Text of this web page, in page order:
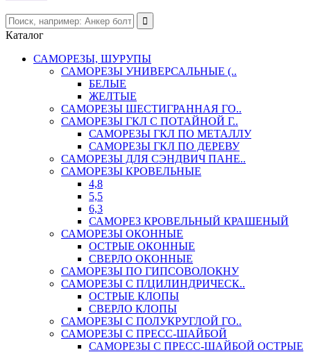
Каталог
САМОРЕЗЫ, ШУРУПЫ
САМОРЕЗЫ УНИВЕРСАЛЬНЫЕ (..
БЕЛЫЕ
ЖЕЛТЫЕ
САМОРЕЗЫ ШЕСТИГРАННАЯ ГО..
САМОРЕЗЫ ГКЛ С ПОТАЙНОЙ Г..
САМОРЕЗЫ ГКЛ ПО МЕТАЛЛУ
САМОРЕЗЫ ГКЛ ПО ДЕРЕВУ
САМОРЕЗЫ ДЛЯ СЭНДВИЧ ПАНЕ..
САМОРЕЗЫ КРОВЕЛЬНЫЕ
4,8
5,5
6,3
САМОРЕЗ КРОВЕЛЬНЫЙ КРАШЕНЫЙ
САМОРЕЗЫ ОКОННЫЕ
ОСТРЫЕ ОКОННЫЕ
СВЕРЛО ОКОННЫЕ
САМОРЕЗЫ ПО ГИПСОВОЛОКНУ
САМОРЕЗЫ С П/ЦИЛИНДРИЧЕСК..
ОСТРЫЕ КЛОПЫ
СВЕРЛО КЛОПЫ
САМОРЕЗЫ С ПОЛУКРУГЛОЙ ГО..
САМОРЕЗЫ С ПРЕСС-ШАЙБОЙ
САМОРЕЗЫ С ПРЕСС-ШАЙБОЙ ОСТРЫЕ